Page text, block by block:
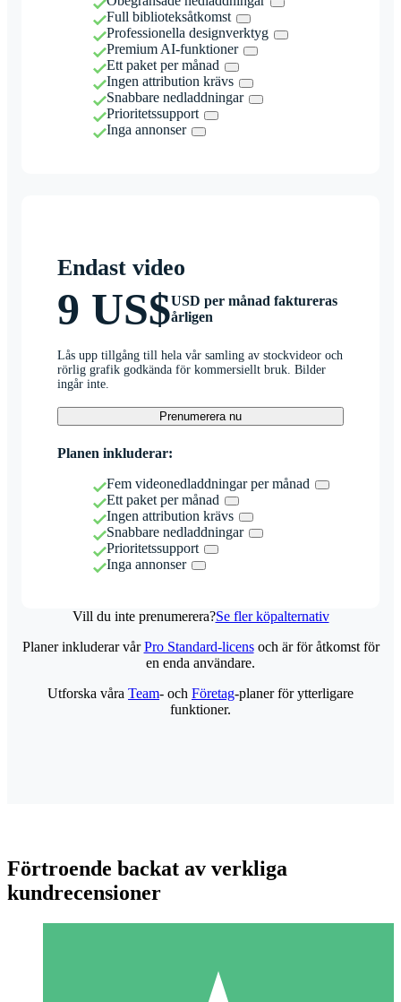
Full biblioteksåtkomst
Professionella designverktyg
Premium AI-funktioner
Ett paket per månad
Ingen attribution krävs
Snabbare nedladdningar
Prioritetssupport
Inga annonser
Endast video
9 US$USD per månad faktureras
årligen
Lås upp tillgång till hela vår samling av stockvideor och
rörlig grafik godkända för kommersiellt bruk. Bilder
ingår inte.
Prenumerera nu
Planen inkluderar:
Fem videonedladdningar per månad
Ett paket per månad
Ingen attribution krävs
Snabbare nedladdningar
Prioritetssupport
Inga annonser
Vill du inte prenumerera?Se fler köpalternativ
Planer inkluderar vårPro Standard-licensoch är för åtkomst för
en enda användare.
Utforska våra Team- och Företag-planer för ytterligare
funktioner.
Förtroende backat av verkliga
kundrecensioner